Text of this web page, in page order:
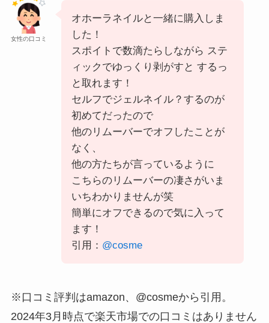
女性の口コミ
オホーラネイルと一緒に購入しま
した！
スポイトで数滴たらしながら ステ
ィックでゆっくり剥がすと するっ
と取れます！
セルフでジェルネイル？するのが
初めてだったので
他のリムーバーでオフしたことが
なく、
他の方たちが言っているように
こちらのリムーバーの凄さがいま
いちわかりませんが笑
簡単にオフできるので気に入って
ます！
引用： @cosme
※口コミ評判はamazon、@cosmeから引用。
2024年3月時点で楽天市場での口コミはありません